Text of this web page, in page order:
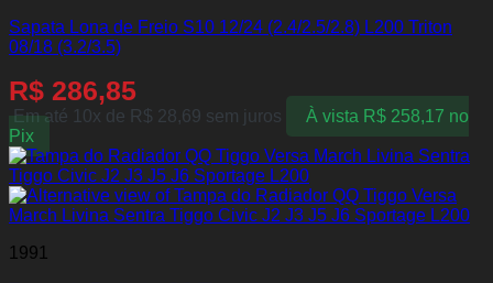
Sapata Lona de Freio S10 12/24 (2.4/2.5/2.8) L200 Triton
08/18 (3.2/3.5)
R$ 286,85
Em até 10x de R$ 28,69 sem juros À vista R$258,17 no
Pix
1991